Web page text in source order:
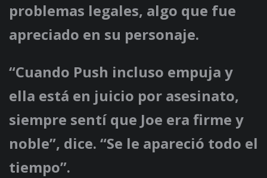
problemas legales, algo que fue
apreciado en su personaje.
“Cuando Push incluso empuja y
ella está en juicio por asesinato,
siempre sentí que Joe era firme y
noble”, dice. “Se le apareció todo el
tiempo”.